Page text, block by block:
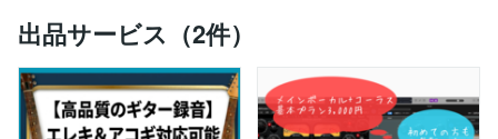
出品サービス（2件）